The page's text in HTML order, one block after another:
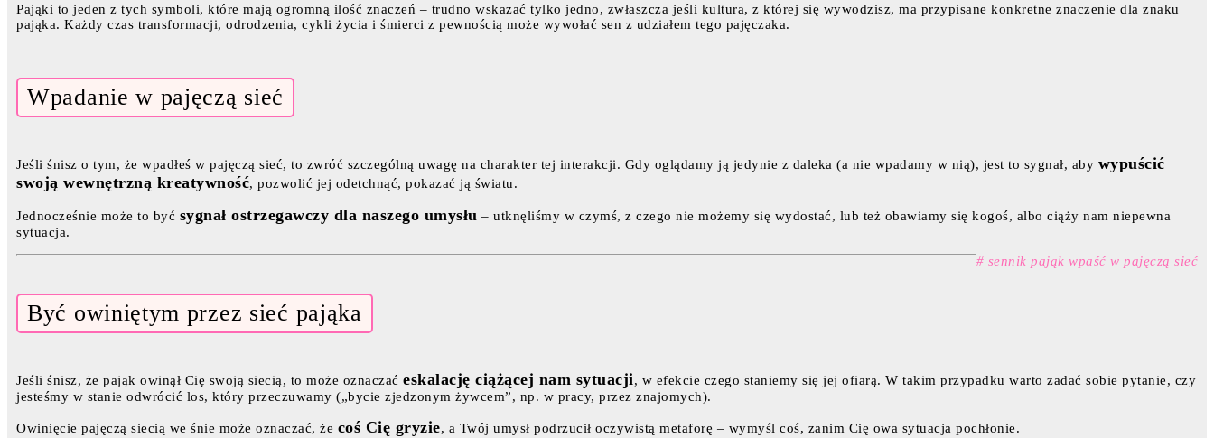
Pająki to jeden z tych symboli, które mają ogromną ilość znaczeń – trudno wskazać tylko jedno, zwłaszcza jeśli kultura, z której się wywodzisz, ma przypisane konkretne znaczenie dla znaku
pająka. Każdy czas transformacji, odrodzenia, cykli życia i śmierci z pewnością może wywołać sen z udziałem tego pajęczaka.
Wpadanie w pajęczą sieć
Jeśli śnisz o tym, że wpadłeś w pajęczą sieć, to zwróć szczególną uwagę na charakter tej interakcji. Gdy oglądamy ją jedynie z daleka (a nie wpadamy w nią), jest to sygnał, aby wypuścić
swoją wewnętrzną kreatywność, pozwolić jej odetchnąć, pokazać ją światu.
Jednocześnie może to być sygnał ostrzegawczy dla naszego umysłu – utknęliśmy w czymś, z czego nie możemy się wydostać, lub też obawiamy się kogoś, albo ciąży nam niepewna
sytuacja.
# sennik pająk wpaść w pajęczą sieć
Być owiniętym przez sieć pająka
Jeśli śnisz, że pająk owinął Cię swoją siecią, to może oznaczać eskalację ciążącej nam sytuacji, w efekcie czego staniemy się jej ofiarą. W takim przypadku warto zadać sobie pytanie, czy
jesteśmy w stanie odwrócić los, który przeczuwamy („bycie zjedzonym żywcem”, np. w pracy, przez znajomych).
Owinięcie pajęczą siecią we śnie może oznaczać, że coś Cię gryzie, a Twój umysł podrzucił oczywistą metaforę – wymyśl coś, zanim Cię owa sytuacja pochłonie.